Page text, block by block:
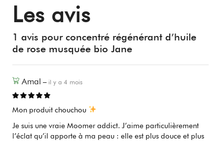
15:1390419 - Oorga DP et al., 2025, Cosmetics 12(3):125.
Les avis
1 avis pour concentré régénérant d’huile
de rose musquée bio Jane
Amal – il y a 4 mois
Mon produit chouchou
Je suis une vraie Moomer addict. J’aime particulièrement
l’éclat qu’il apporte à ma peau : elle est plus douce et plus